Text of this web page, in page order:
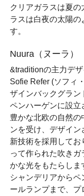
クリアガラスは夏
ラスは白夜の太陽の
す。
Nuura（ヌーラ）
&traditionの主力デ
Sofie Refer (ソフィ
ザインバックグラン
ペンハーゲンに設立
豊かな北欧の自然の
ンを受け、デザイ
新技術を採用してお
って作られた吹き
かな光をもたらしま
シャンデリアから
ールランプまで、